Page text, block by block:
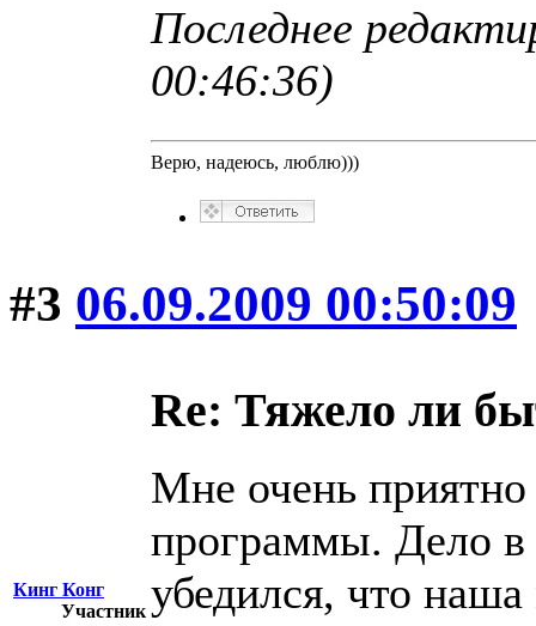
Последнее
00:46:36)
Верю, надеюсь, люблю)))
#3 06.09.2009 00:50:09
Кинг Конг
Участник
Re: Тяжело ли
Мне очень
программы. Дело в
убедился, что